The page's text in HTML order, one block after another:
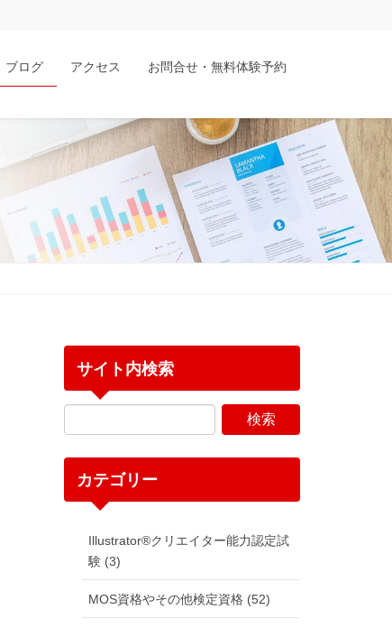
ブログ アクセス お問合せ・無料体験予約
サイト内検索
カテゴリー
Illustrator®クリエイター能力認定試
験 (3)
MOS資格やその他検定資格 (52)